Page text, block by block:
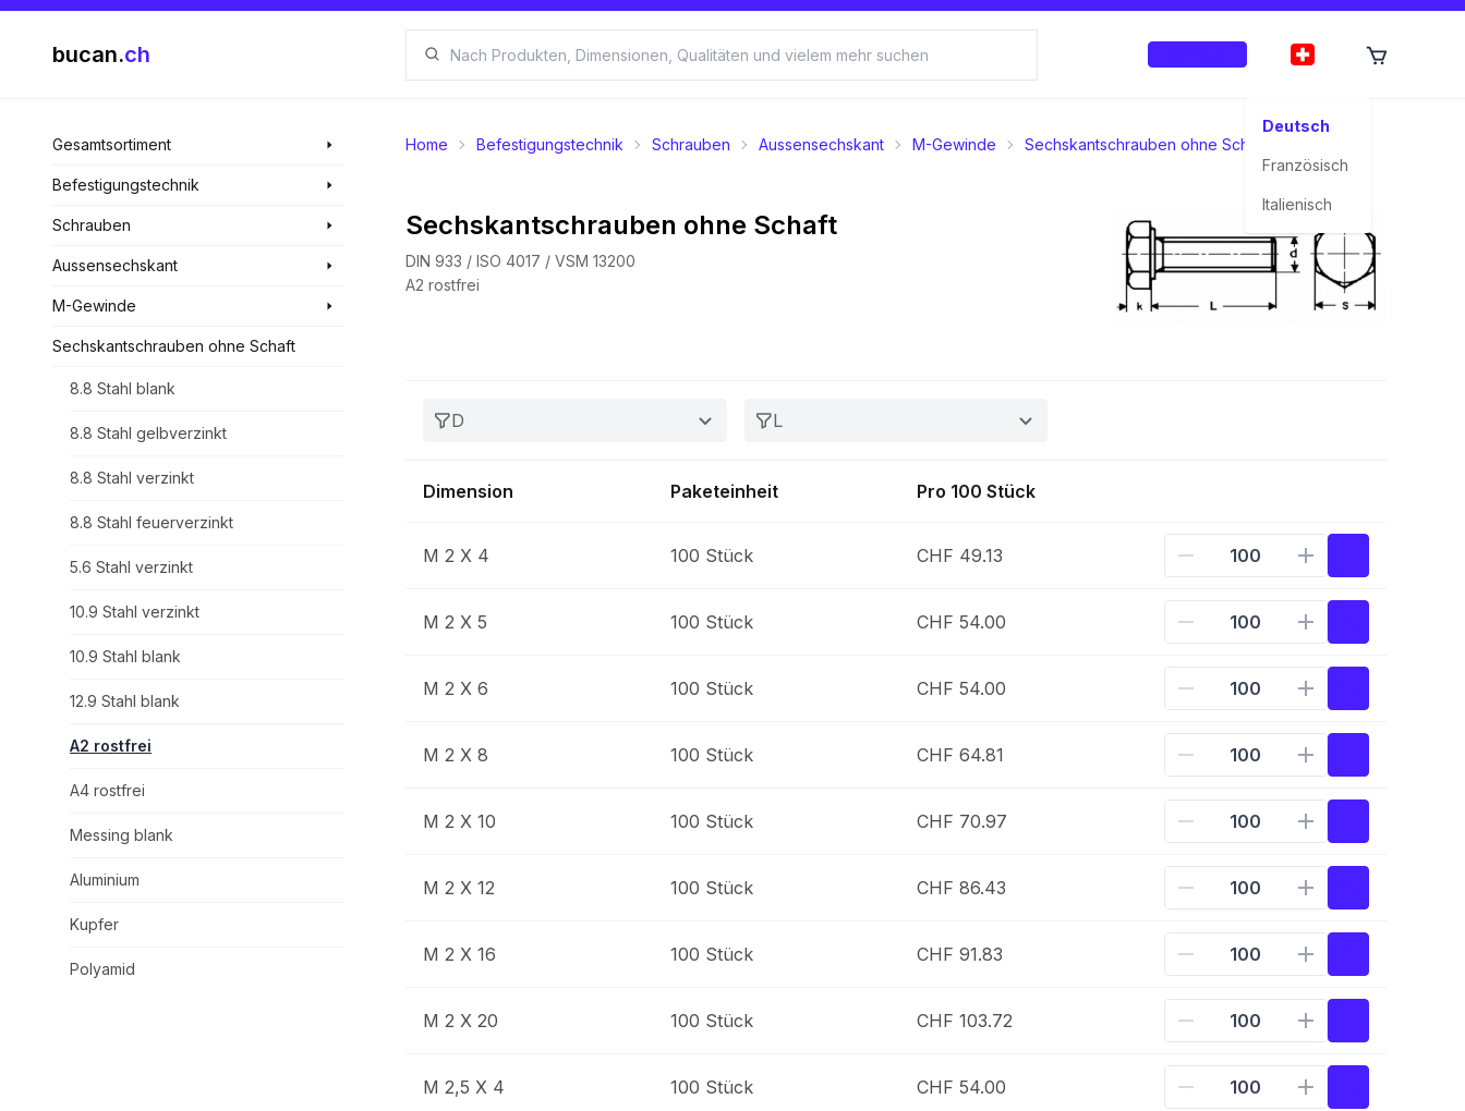
bucan.ch
Deutsch
Französisch
Italienisch
Gesamtsortiment
Befestigungstechnik
Schrauben
Aussensechskant
M-Gewinde
Sechskantschrauben ohne Schaft
8.8 Stahl blank
8.8 Stahl gelbverzinkt
8.8 Stahl verzinkt
8.8 Stahl feuerverzinkt
5.6 Stahl verzinkt
10.9 Stahl verzinkt
10.9 Stahl blank
12.9 Stahl blank
A2 rostfrei
A4 rostfrei
Messing blank
Aluminium
Kupfer
Polyamid
Home Befestigungstechnik Schrauben Aussensechskant M-Gewinde Sechskantschrauben ohne Schaft
Sechskantschrauben ohne Schaft
DIN 933 / ISO 4017 / VSM 13200
A2 rostfrei
D L
Dimension Paketeinheit Pro 100 Stück
M 2 X 4 100 Stück CHF 49.13
M 2 X 5 100 Stück CHF 54.00
M 2 X 6 100 Stück CHF 54.00
M 2 X 8 100 Stück CHF 64.81
M 2 X 10 100 Stück CHF 70.97
M 2 X 12 100 Stück CHF 86.43
M 2 X 16 100 Stück CHF 91.83
M 2 X 20 100 Stück CHF 103.72
M 2,5 X 4 100 Stück CHF 54.00